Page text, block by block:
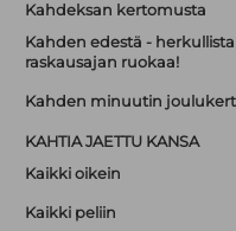
Kahdeksan kertomusta
Kahden edestä - herkullista
raskausajan ruokaa!
Kahden minuutin
KAHTIA JAETTU KANSA
Kaikki oikein
Kaikki peliin